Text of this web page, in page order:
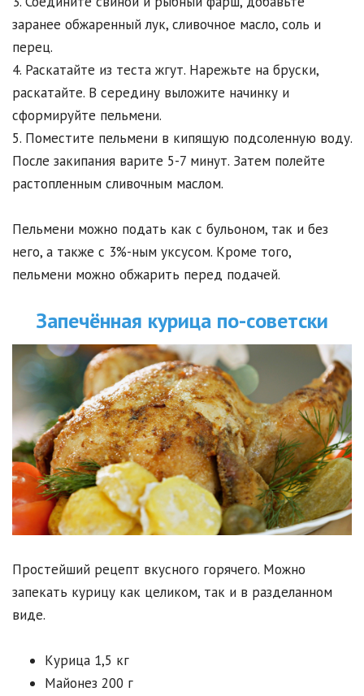
заранее обжаренный лук, сливочное масло, соль и
перец.
4. Раскатайте из теста жгут. Нарежьте на бруски,
раскатайте. В середину выложите начинку и
сформируйте пельмени.
5. Поместите пельмени в кипящую подсоленную воду.
После закипания варите 5-7 минут. Затем полейте
растопленным сливочным маслом.
Пельмени можно подать как с бульоном, так и без
него, а также с 3%-ным уксусом. Кроме того,
пельмени можно обжарить перед подачей.
Запечённая курица по-советски
Простейший рецепт вкусного горячего. Можно
запекать курицу как целиком, так и в разделанном
виде.
Курица 1,5 кг
Майонез 200 г